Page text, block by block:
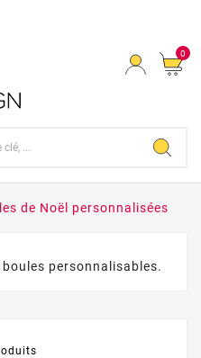
0
de Noël personnalisées
personnalisables.